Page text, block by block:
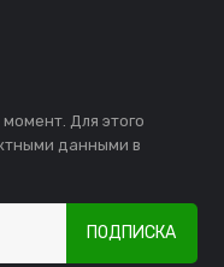
Для этого
данными в
ПОДПИСКА